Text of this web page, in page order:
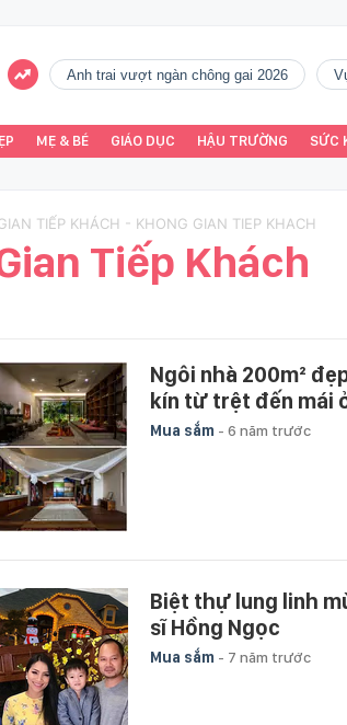
Anh trai vượt ngàn chông gai 2026
MẸ & BÉ GIÁO DỤC HẬU TRƯỜNG SỨC
TIẾP KHÁCH - KHONG GIAN TIEP KHACH
Tiếp Khách
Ngôi nhà 200m²
kín từ trệt đến mái ở
Mua sắm - 6 năm trước
Biệt thự lung linh
sĩ Hồng Ngọc
Mua sắm - 7 năm trước